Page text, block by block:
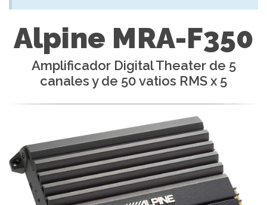
Alpine MRA-F350
Amplificador Digital Theater de 5
canales y de 50 vatios RMS x 5